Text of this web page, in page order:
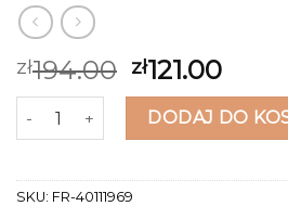
zł194.00 zł121.00
ilość torebka beżowa mała
DODAJ DO
SKU: FR-40111969